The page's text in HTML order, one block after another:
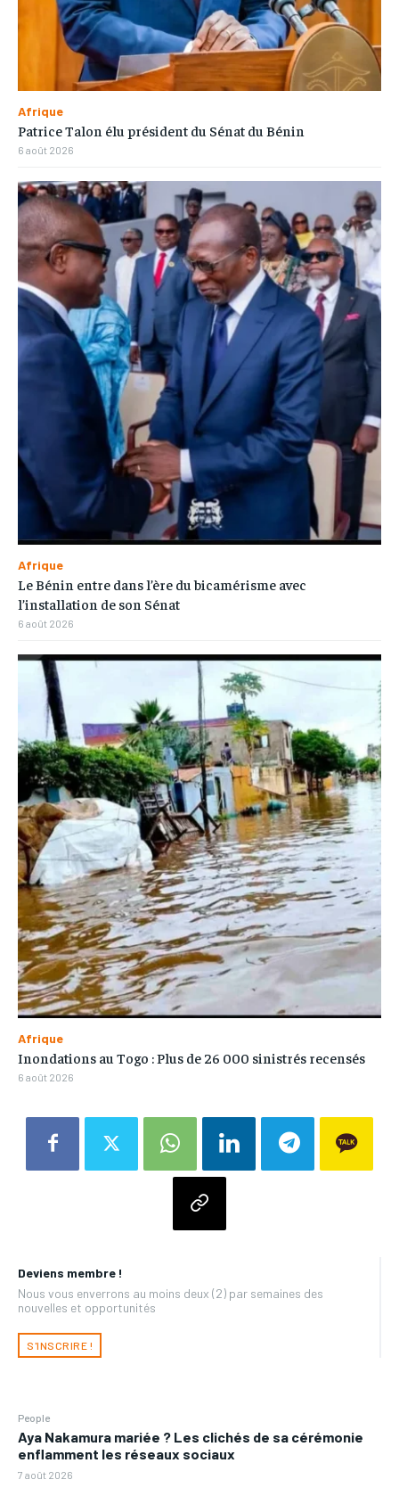
Deviens membre !
Nous vous enverrons au moins deux (2) par semaines des
nouvelles et opportunités
S'INSCRIRE !
People
Aya Nakamura mariée ? Les clichés de sa cérémonie
enflamment les réseaux sociaux
7 août 2026
Afrique
Patrice Talon élu président du Sénat du Bénin
6 août 2026
Afrique
Le Bénin entre dans l’ère du bicamérisme avec
l’installation de son Sénat
6 août 2026
Afrique
Inondations au Togo : Plus de 26 000 sinistrés recensés
6 août 2026